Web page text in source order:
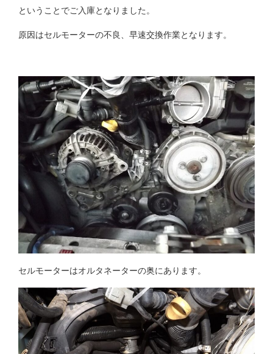
ということでご入庫となりました。
原因はセルモーターの不良、早速交換作業となります。
セルモーターはオルタネーターの奥にあります。